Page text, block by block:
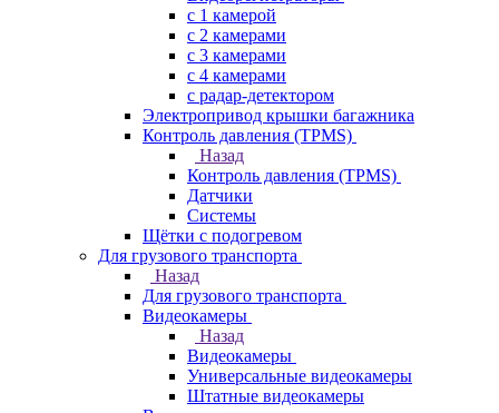
с 1 камерой
с 2 камерами
с 3 камерами
с 4 камерами
с радар-детектором
Электропривод крышки багажника
Контроль давления (TPMS)
Назад
Контроль давления (TPMS)
Датчики
Системы
Щётки с подогревом
Для грузового транспорта
Назад
Для грузового транспорта
Видеокамеры
Назад
Видеокамеры
Универсальные видеокамеры
Штатные видеокамеры